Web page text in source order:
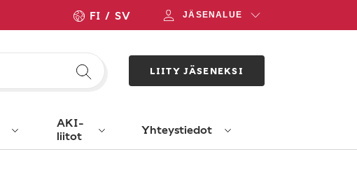
FI SV JÄSENALUE
LIITY JÄSENEKSI
AKI-
liitot
Yhteystiedot